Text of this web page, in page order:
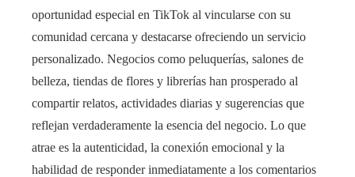
oportunidad especial en TikTok al vincularse con su
comunidad cercana y destacarse ofreciendo un servicio
personalizado. Negocios como peluquerías, salones de
belleza, tiendas de flores y librerías han prosperado al
compartir relatos, actividades diarias y sugerencias que
reflejan verdaderamente la esencia del negocio. Lo que
atrae es la autenticidad, la conexión emocional y la
habilidad de responder inmediatamente a los comentarios